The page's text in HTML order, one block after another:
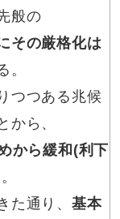
般の
その厳格化は
。
つつある兆候
から、
から緩和(利下
。
た通り、基本